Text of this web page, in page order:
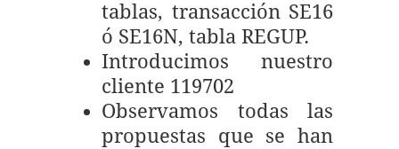
tablas, transacción SE16
ó SE16N, tabla REGUP.
Introducimos nuestro
cliente 119702
Observamos todas las
propuestas que se han